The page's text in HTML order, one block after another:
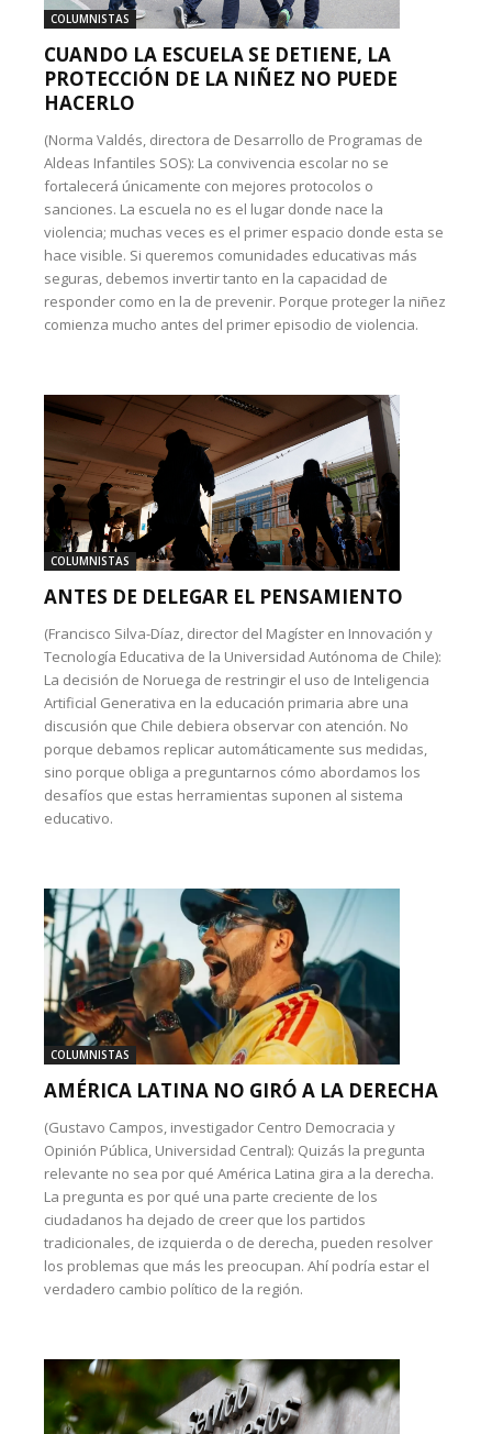
COLUMNISTAS
CUANDO LA ESCUELA SE DETIENE, LA
PROTECCIÓN DE LA NIÑEZ NO PUEDE
HACERLO
(Norma Valdés, directora de Desarrollo de Programas de
Aldeas Infantiles SOS): La convivencia escolar no se
fortalecerá únicamente con mejores protocolos o
sanciones. La escuela no es el lugar donde nace la
violencia; muchas veces es el primer espacio donde esta se
hace visible. Si queremos comunidades educativas más
seguras, debemos invertir tanto en la capacidad de
responder como en la de prevenir. Porque proteger la niñez
comienza mucho antes del primer episodio de violencia.
COLUMNISTAS
ANTES DE DELEGAR EL PENSAMIENTO
(Francisco Silva-Díaz, director del Magíster en Innovación y
Tecnología Educativa de la Universidad Autónoma de Chile):
La decisión de Noruega de restringir el uso de Inteligencia
Artificial Generativa en la educación primaria abre una
discusión que Chile debiera observar con atención. No
porque debamos replicar automáticamente sus medidas,
sino porque obliga a preguntarnos cómo abordamos los
desafíos que estas herramientas suponen al sistema
educativo.
COLUMNISTAS
AMÉRICA LATINA NO GIRÓ A LA DERECHA
(Gustavo Campos, investigador Centro Democracia y
Opinión Pública, Universidad Central): Quizás la pregunta
relevante no sea por qué América Latina gira a la derecha.
La pregunta es por qué una parte creciente de los
ciudadanos ha dejado de creer que los partidos
tradicionales, de izquierda o de derecha, pueden resolver
los problemas que más les preocupan. Ahí podría estar el
verdadero cambio político de la región.